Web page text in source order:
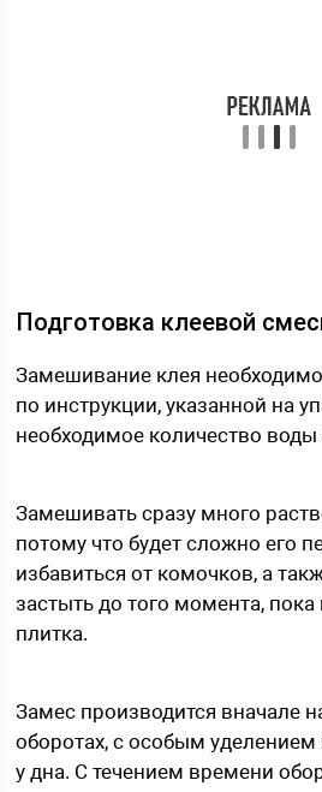
Подготовка клеевой
Замешивание клея
по инструкции, указанной на
необходимое количество воды
Замешивать сразу много
потому что будет сложно его
избавиться от комочков, а
застыть до того момента,
плитка.
Замес производится вначале
оборотах, с особым
у дна. С течением времени